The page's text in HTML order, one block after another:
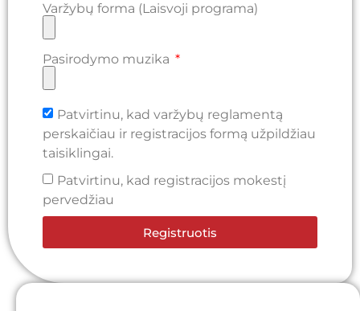
Varžybų forma (Laisvoji programa)
Pasirodymo muzika
Patvirtinu, kad varžybų reglamentą
perskaičiau ir registracijos formą užpildžiau
taisiklingai.
Patvirtinu, kad registracijos mokestį
pervedžiau
Registruotis